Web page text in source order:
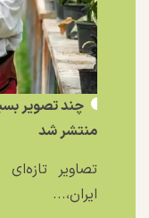
چند تصویر
منتشر شد
تصاویر
ایران،...